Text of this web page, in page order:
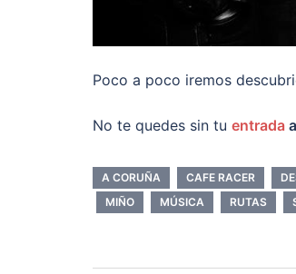
Poco a poco iremos
No te quedes sin tu entrada
A CORUÑA CAFE RACER
MIÑO
MÚSICA RUTAS